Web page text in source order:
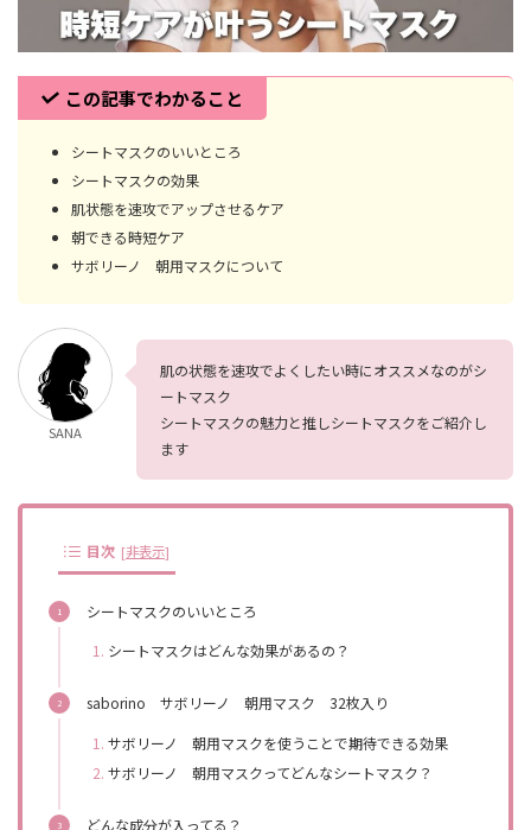
この記事でわかること
シートマスクのいいところ
シートマスクの効果
肌状態を速攻でアップさせるケア
朝できる時短ケア
サボリーノ 朝用マスクについて
SANA
肌の状態を速攻でよくしたい時にオススメなのがシ
ートマスク
シートマスクの魅力と推しシートマスクをご紹介し
ます
目次 [非表示]
シートマスクのいいところ
シートマスクはどんな効果があるの？
saborino サボリーノ 朝用マスク 32枚入り
サボリーノ 朝用マスクを使うことで期待できる効果
サボリーノ 朝用マスクってどんなシートマスク？
どんな成分が入ってる？